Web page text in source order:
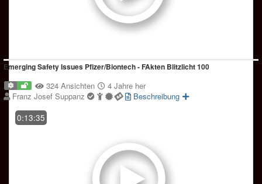
Emerging Safety Issues Pfizer/Biontech - FAkten Blitzlicht 100
324 Ansichten
4 Jahre her
Franz Josef Suppanz
Beschreibung
0:13:35